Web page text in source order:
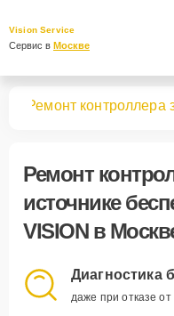
Vision Service
Сервис в Москве
Ремонт контроллера
Ремонт
источнике
VISION в
Диагностика
даже при отказе